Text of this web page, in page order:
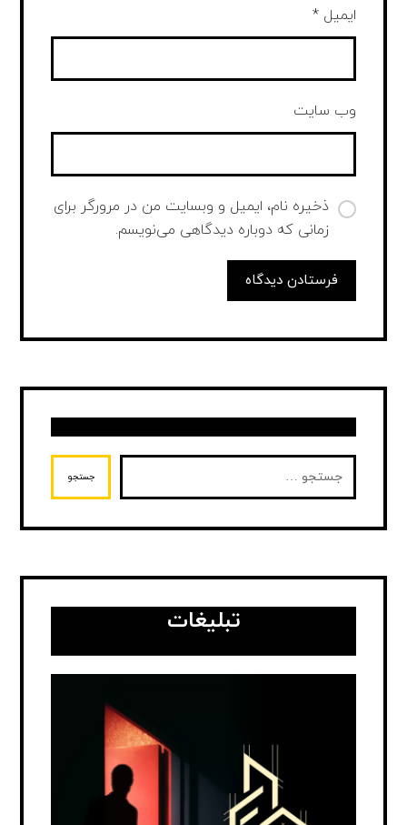
ایمیل*
وب‌ سایت
ذخیره نام، ایمیل و وبسایت من در مرورگر برای
زمانی که دوباره دیدگاهی می‌نویسم.
فرستادن دیدگاه
جستجو
تبلیغات